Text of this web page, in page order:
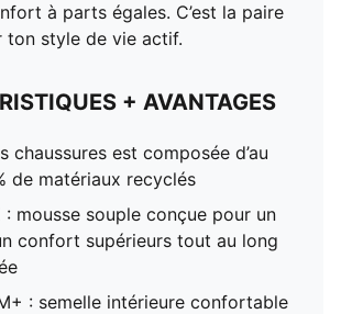
à parts égales. C’est la paire
ton style de vie actif.
+ AVANTAGES
chaussures est composée d’au
de matériaux recyclés
: mousse souple conçue pour un
confort supérieurs tout au long
: semelle intérieure confortable